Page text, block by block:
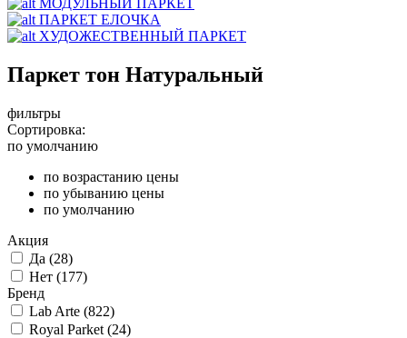
МОДУЛЬНЫЙ ПАРКЕТ
ПАРКЕТ ЕЛОЧКА
ХУДОЖЕСТВЕННЫЙ ПАРКЕТ
Паркет тон Натуральный
фильтры
Сортировка:
по умолчанию
по возрастанию цены
по убыванию цены
по умолчанию
Акция
Да (28)
Нет (177)
Бренд
Lab Arte (822)
Royal Parket (24)